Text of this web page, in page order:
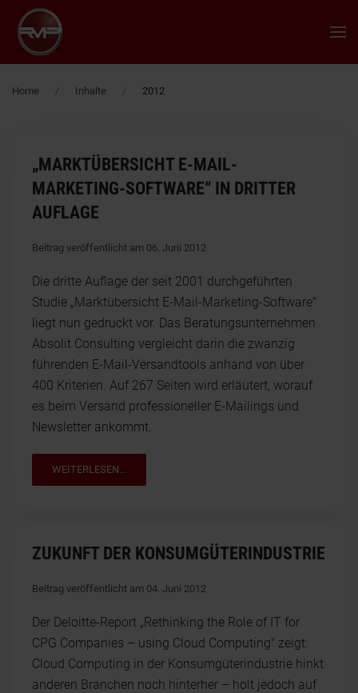
Zum Hauptinhalt springen
Home Inhalte 2012
„MARKTÜBERSICHT E-MAIL-
MARKETING-SOFTWARE“ IN DRITTER
AUFLAGE
Beitrag veröffentlicht am 06. Juni 2012
Die dritte Auflage der seit 2001 durchgeführten
Studie „Marktübersicht E-Mail-Marketing-Software"
liegt nun gedruckt vor. Das Beratungsunternehmen
Absolit Consulting vergleicht darin die zwanzig
führenden E-Mail-Versandtools anhand von über
400 Kriterien. Auf 267 Seiten wird erläutert, worauf
es beim Versand professioneller E-Mailings und
Newsletter ankommt.
WEITERLESEN...
ZUKUNFT DER KONSUMGÜTERINDUSTRIE
Beitrag veröffentlicht am 04. Juni 2012
Der Deloitte-Report „Rethinking the Role of IT for
CPG Companies – using Cloud Computing" zeigt:
Cloud Computing in der Konsumgüterindustrie hinkt
anderen Branchen noch hinterher – holt jedoch auf